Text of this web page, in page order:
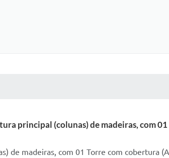
principal (colunas) de madeiras, com
de madeiras, com 01 Torre com cobertura